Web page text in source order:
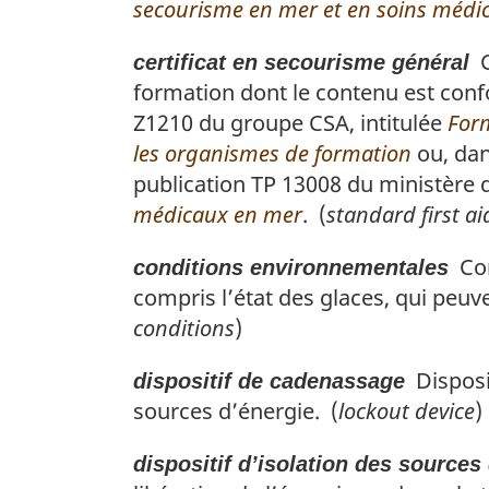
s
e
p
a
g
secourisme en mer et en soins
certificat en secourisme général
formation dont le contenu est
Z1210 du groupe CSA, intitulée
les organismes de formation ou,
publication TP 13008 du
médicaux en mer. (standard first
conditions environnementales
compris l’état des glaces, qui
conditions)
dispositif de cadenassage
sources d’énergie. (lockout device)
dispositif d’isolation des sources